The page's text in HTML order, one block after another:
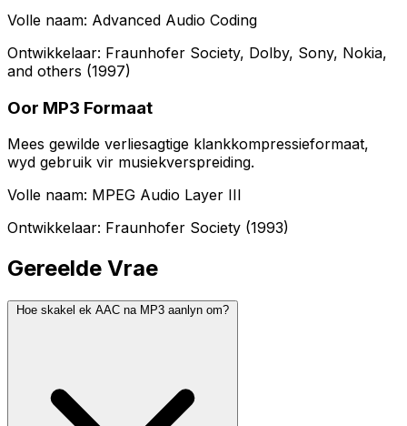
Volle naam: Advanced Audio Coding
Ontwikkelaar: Fraunhofer Society, Dolby, Sony, Nokia,
and others (1997)
Oor MP3 Formaat
Mees gewilde verliesagtige klankkompressieformaat,
wyd gebruik vir musiekverspreiding.
Volle naam: MPEG Audio Layer III
Ontwikkelaar: Fraunhofer Society (1993)
Gereelde Vrae
Hoe skakel ek AAC na MP3 aanlyn om?